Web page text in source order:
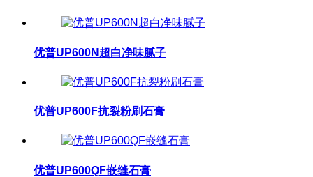
优普UP600N超白净味腻子
优普UP600F抗裂粉刷石膏
优普UP600QF嵌缝石膏